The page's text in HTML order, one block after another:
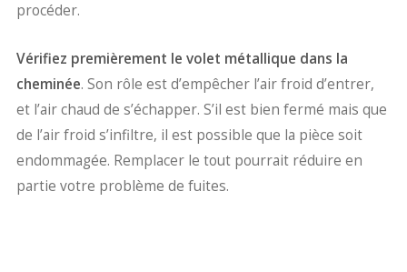
procéder.
Vérifiez premièrement le volet métallique dans la
cheminée. Son rôle est d’empêcher l’air froid d’entrer,
et l’air chaud de s’échapper. S’il est bien fermé mais que
de l’air froid s’infiltre, il est possible que la pièce soit
endommagée. Remplacer le tout pourrait réduire en
partie votre problème de fuites.